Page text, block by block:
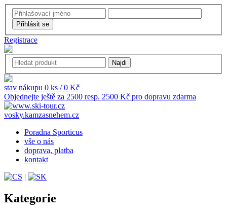
Registrace
stav nákupu 0 ks / 0 Kč
Objednejte ještě za 2500 resp. 2500 Kč pro dopravu zdarma
vosky.kamzasnehem.cz
Poradna Sporticus
vše o nás
doprava, platba
kontakt
|
Kategorie